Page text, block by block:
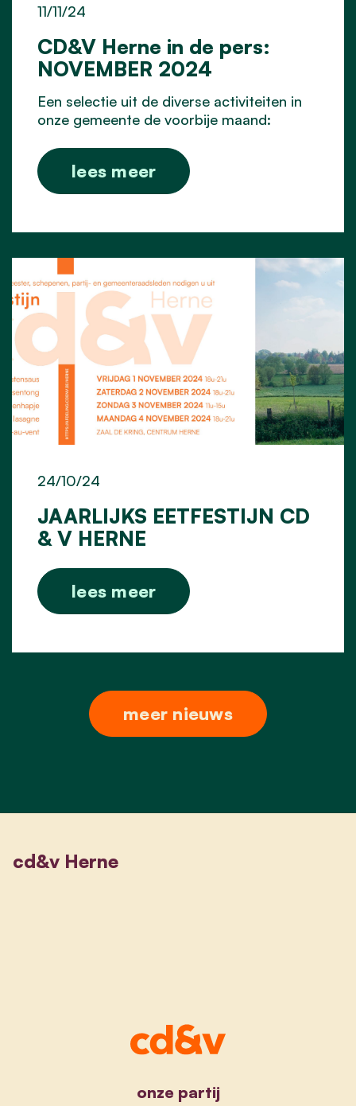
CD&V Herne in de pers:
NOVEMBER 2024
11/11/24
Een selectie uit de diverse activiteiten in
onze gemeente de voorbije maand:
lees meer
JAARLIJKS EETFESTIJN CD
& V HERNE
24/10/24
lees meer
meer nieuws
cd&v Herne
onze partij